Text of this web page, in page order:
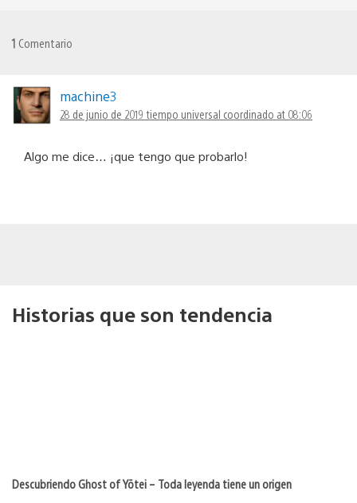
1 Comentario
machine3
28 de junio de 2019 tiempo universal coordinado at 08:06
Algo me dice… ¡que tengo que probarlo!
Historias que son tendencia
Descubriendo Ghost of Yōtei – Toda leyenda tiene un origen